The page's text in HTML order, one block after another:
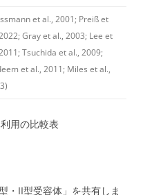
et al., 2001; Preiß et
Gray et al., 2003; Lee et
Tsuchida et al., 2009;
et al., 2011; Miles et al.,
用の比較表
・II型受容体」を共有しま